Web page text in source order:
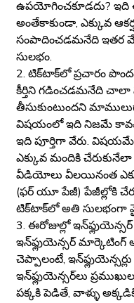
ఉపయోగించకూడదు? ఇది
అంతేకాకుండా, ఎక్కువ
సంపాదించడమనేది ఇతర
సులభం.
2. టిక్‌టాక్‌లో ప్రచారం
కీర్తిని గడించడమనేది
తీసుకుంటుందని
విషయంలో ఇది నిజమే
ఇది పూర్తిగా వేరు.
ఎక్కువ మందికి
వీడియోలు వీలయినంత
(ఫర్ యూ పేజీ) పేజీల్లోకి
టిక్‌టాక్‌లో అతి సులభంగా
3. ఈరోజుల్లో
ఇన్‌ఫ్లుయెన్సర్
చెప్పాలంటే,
ఇన్‌ఫ్లుయెన్సర్‌లు
పక్కకి పెడితే, వాళ్ళు